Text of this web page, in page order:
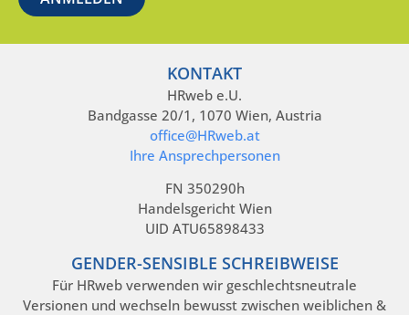
KONTAKT
HRweb e.U.
Bandgasse 20/1, 1070 Wien, Austria
office@HRweb.at
Ihre Ansprechpersonen
FN 350290h
Handelsgericht Wien
UID ATU65898433
GENDER-SENSIBLE SCHREIBWEISE
Für HRweb verwenden wir geschlechtsneutrale
Versionen und wechseln bewusst zwischen weiblichen &